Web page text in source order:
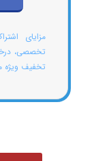
مزایای
تخصصی،
تخفیف